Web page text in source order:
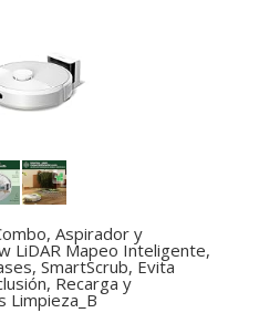
Aspirador y
LiDAR Mapeo Inteligente,
SmartScrub, Evita
Recarga y
Limpieza_B